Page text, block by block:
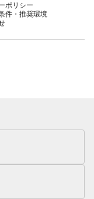
ポリシー
件・推奨環境